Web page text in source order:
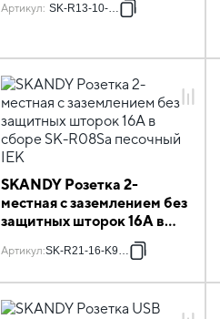
Артикул: SK-R13-10-K98
SKANDY Розетка 2-
местная с заземлением без
защитных шторок 16А в
сборе SK-R08Sa песочный
IEK
Артикул:SK-R21-16-K98-F